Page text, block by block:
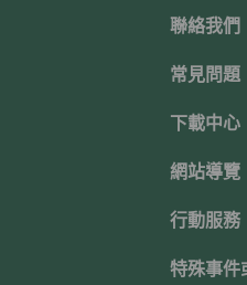
聯絡我們
常見問題
下載中心
網站導覽
行動服務
特殊事件